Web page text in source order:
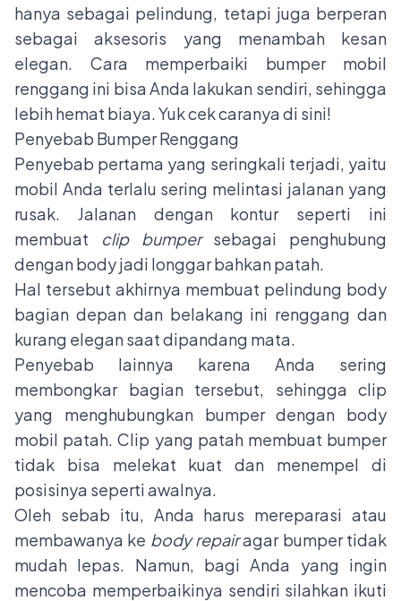
hanya sebagai pelindung, tetapi juga berperan
sebagai aksesoris yang menambah kesan
elegan. Cara memperbaiki bumper mobil
renggang ini bisa Anda lakukan sendiri, sehingga
lebih hemat biaya. Yuk cek caranya di sini!
Penyebab Bumper Renggang
Penyebab pertama yang seringkali terjadi, yaitu
mobil Anda terlalu sering melintasi jalanan yang
rusak. Jalanan dengan kontur seperti ini
membuat clip bumpersebagai penghubung
dengan body jadi longgar bahkan patah.
Hal tersebut akhirnya membuat pelindung body
bagian depan dan belakang ini renggang dan
kurang elegan saat dipandang mata.
Penyebab lainnya karena Anda sering
membongkar bagian tersebut, sehingga clip
yang menghubungkan bumper dengan body
mobil patah. Clip yang patah membuat bumper
tidak bisa melekat kuat dan menempel di
posisinya seperti awalnya.
Oleh sebab itu, Anda harus mereparasi atau
membawanya ke body repairagar bumper tidak
mudah lepas. Namun, bagi Anda yang ingin
mencoba memperbaikinya sendiri silahkan ikuti